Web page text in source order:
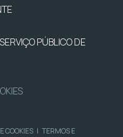
PÚBLICO DE
COOKIES | TERMOS E